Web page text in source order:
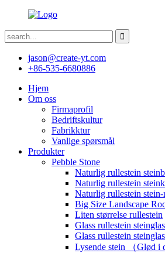
jason@create-yt.com
+86-535-6680886
Hjem
Om oss
Firmaprofil
Bedriftskultur
Fabrikktur
Vanlige spørsmål
Produkter
Pebble Stone
Naturlig rullestein
Naturlig rullestein
Naturlig rullestein
Big Size Landscape
Liten størrelse rullestein
Glass rullestein
Glass rullestein
Lysende stein （Glød i